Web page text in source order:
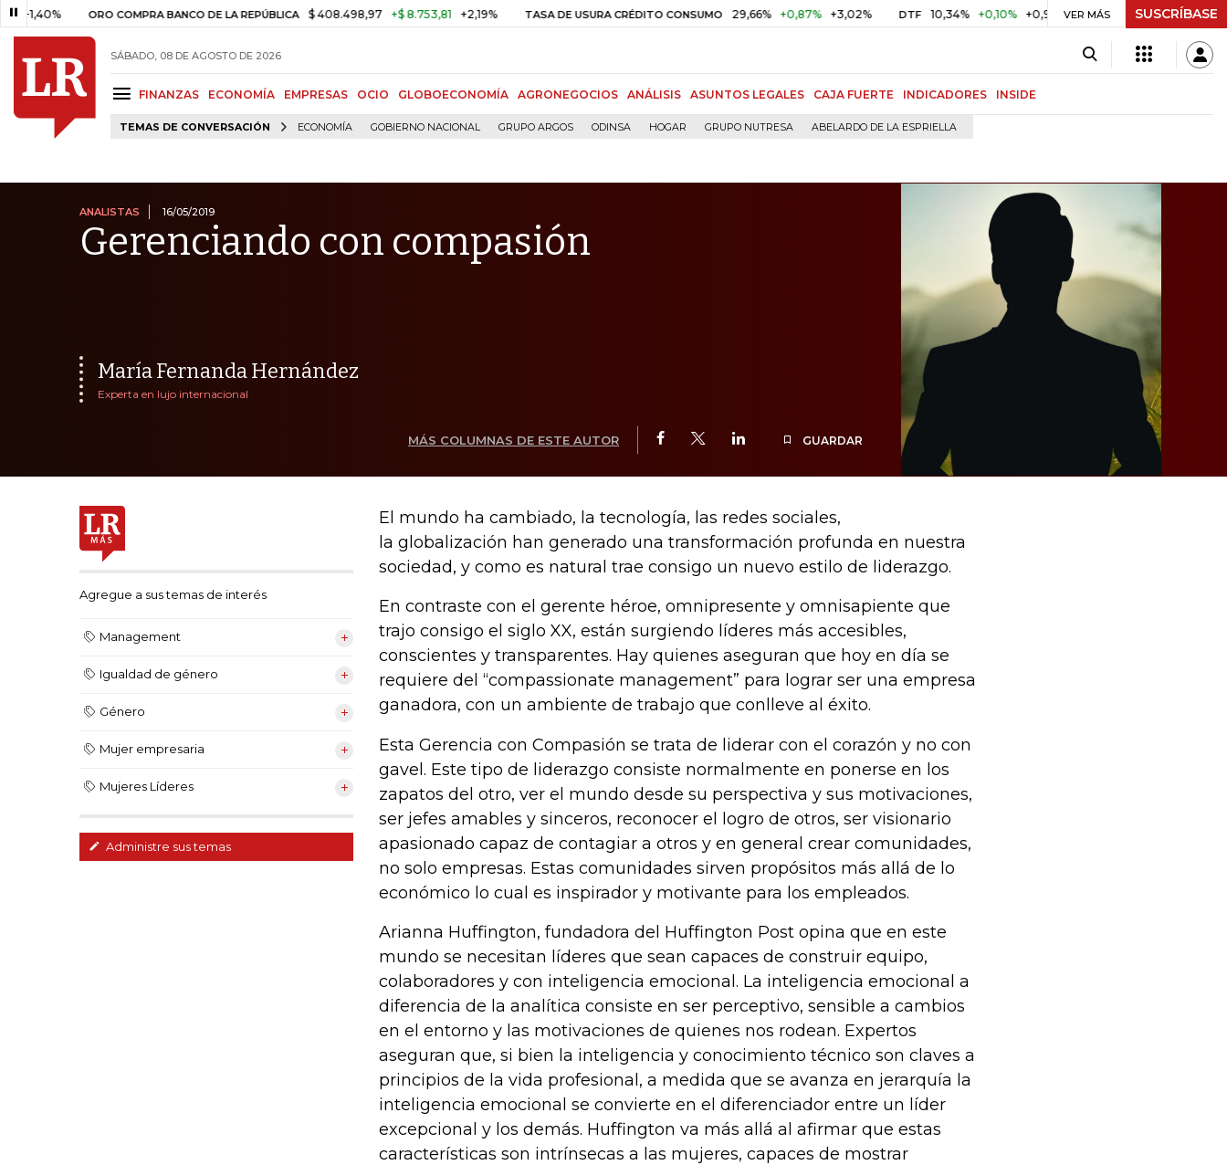
ORO COMPRA BANCO DE LA REPÚBLICA $ 408.498,97 +$ 8.753,81 +2,19% TASA DE USURA CRÉDITO CONSUMO 29,66% +0,87% +3,02% DTF 10,34% +0,10% +0,98% UVR $ 416,91 +$ 0,05 +0,01%
VER MÁS SUSCRÍBASE
SÁBADO, 08 DE AGOSTO DE 2026
FINANZAS ECONOMÍA EMPRESAS OCIO GLOBOECONOMÍA AGRONEGOCIOS ANÁLISIS ASUNTOS LEGALES CAJA FUERTE INDICADORES INSIDE
TEMAS DE CONVERSACIÓN ECONOMÍA GOBIERNO NACIONAL GRUPO ARGOS ODINSA HOGAR GRUPO NUTRESA ABELARDO DE LA ESPRIELLA
ANALISTAS 16/05/2019
Gerenciando con compasión
María Fernanda Hernández
Experta en lujo internacional
MÁS COLUMNAS DE ESTE AUTOR GUARDAR
Agregue a sus temas de interés
Management
Igualdad de género
Género
Mujer empresaria
Mujeres Líderes
Administre sus temas
El mundo ha cambiado, la tecnología, las redes sociales,
la globalización han generado una transformación profunda en nuestra
sociedad, y como es natural trae consigo un nuevo estilo de liderazgo.
En contraste con el gerente héroe, omnipresente y omnisapiente que
trajo consigo el siglo XX, están surgiendo líderes más accesibles,
conscientes y transparentes. Hay quienes aseguran que hoy en día se
requiere del “compassionate management” para lograr ser una empresa
ganadora, con un ambiente de trabajo que conlleve al éxito.
Esta Gerencia con Compasión se trata de liderar con el corazón y no con
gavel. Este tipo de liderazgo consiste normalmente en ponerse en los
zapatos del otro, ver el mundo desde su perspectiva y sus motivaciones,
ser jefes amables y sinceros, reconocer el logro de otros, ser visionario
apasionado capaz de contagiar a otros y en general crear comunidades,
no solo empresas. Estas comunidades sirven propósitos más allá de lo
económico lo cual es inspirador y motivante para los empleados.
Arianna Huffington, fundadora del Huffington Post opina que en este
mundo se necesitan líderes que sean capaces de construir equipo,
colaboradores y con inteligencia emocional. La inteligencia emocional a
diferencia de la analítica consiste en ser perceptivo, sensible a cambios
en el entorno y las motivaciones de quienes nos rodean. Expertos
aseguran que, si bien la inteligencia y conocimiento técnico son claves a
principios de la vida profesional, a medida que se avanza en jerarquía la
inteligencia emocional se convierte en el diferenciador entre un líder
excepcional y los demás. Huffington va más allá al afirmar que estas
características son intrínsecas a las mujeres, capaces de mostrar